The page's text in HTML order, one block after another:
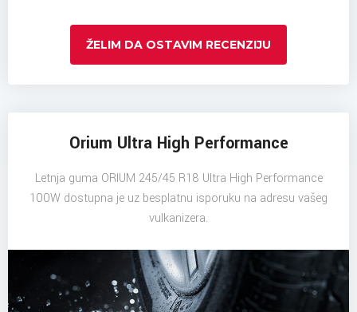
ŽELIM DA OSTAVIM RECENZIJU
Orium Ultra High Performance
Letnja guma ORIUM 245/45 R18 Ultra High Performance
100W dostupna je uz besplatnu isporuku na adresu vašeg
vulkanizera.